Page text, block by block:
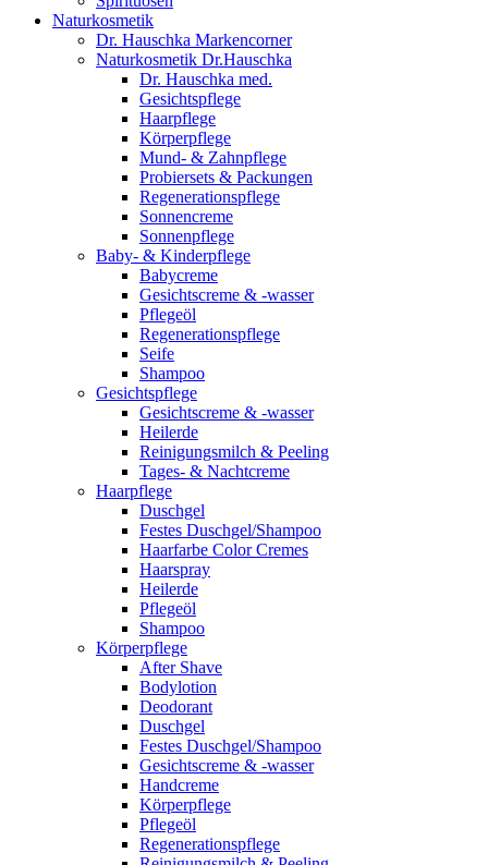
Naturkosmetik
Dr. Hauschka Markencorner
Naturkosmetik Dr.Hauschka
Dr. Hauschka med.
Gesichtspflege
Haarpflege
Körperpflege
Mund- & Zahnpflege
Probiersets & Packungen
Regenerationspflege
Sonnencreme
Sonnenpflege
Baby- & Kinderpflege
Babycreme
Gesichtscreme & -wasser
Pflegeöl
Regenerationspflege
Seife
Shampoo
Gesichtspflege
Gesichtscreme & -wasser
Heilerde
Reinigungsmilch & Peeling
Tages- & Nachtcreme
Haarpflege
Duschgel
Festes Duschgel/Shampoo
Haarfarbe Color Cremes
Haarspray
Heilerde
Pflegeöl
Shampoo
Körperpflege
After Shave
Bodylotion
Deodorant
Duschgel
Festes Duschgel/Shampoo
Gesichtscreme & -wasser
Handcreme
Körperpflege
Pflegeöl
Regenerationspflege